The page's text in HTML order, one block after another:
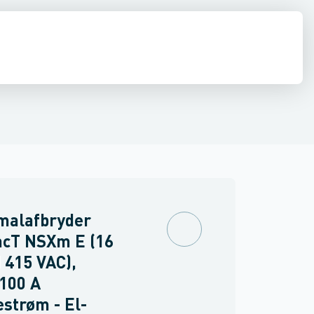
NSXm E (16
VAC),
A
- El-